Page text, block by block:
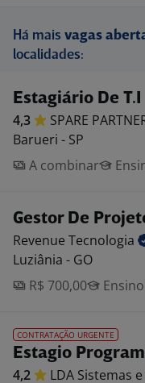
Há mais vagas
localidades:
Estagiário De T.I
4,3 SPARE
Barueri - SP
A combinar
Gestor De
Revenue Tecnologia
Luziânia - GO
R$ 700,00
CONTRATAÇÃO URGENTE
Estagio
4,2 LDA Sistemas